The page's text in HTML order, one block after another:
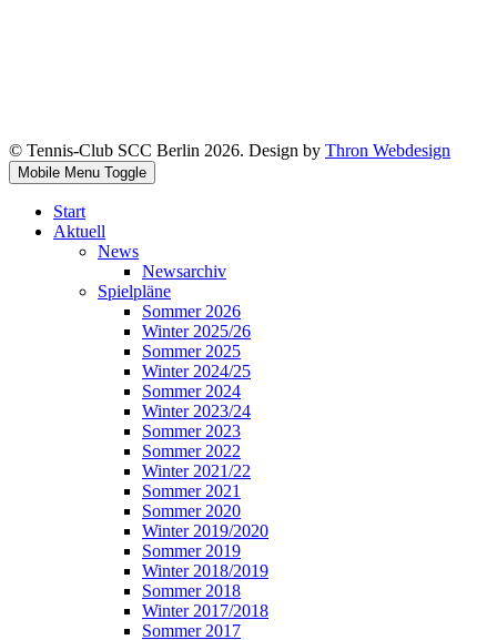
© Tennis-Club SCC Berlin 2026. Design by Thron Webdesign
Mobile Menu Toggle
Start
Aktuell
News
Newsarchiv
Spielpläne
Sommer 2026
Winter 2025/26
Sommer 2025
Winter 2024/25
Sommer 2024
Winter 2023/24
Sommer 2023
Sommer 2022
Winter 2021/22
Sommer 2021
Sommer 2020
Winter 2019/2020
Sommer 2019
Winter 2018/2019
Sommer 2018
Winter 2017/2018
Sommer 2017